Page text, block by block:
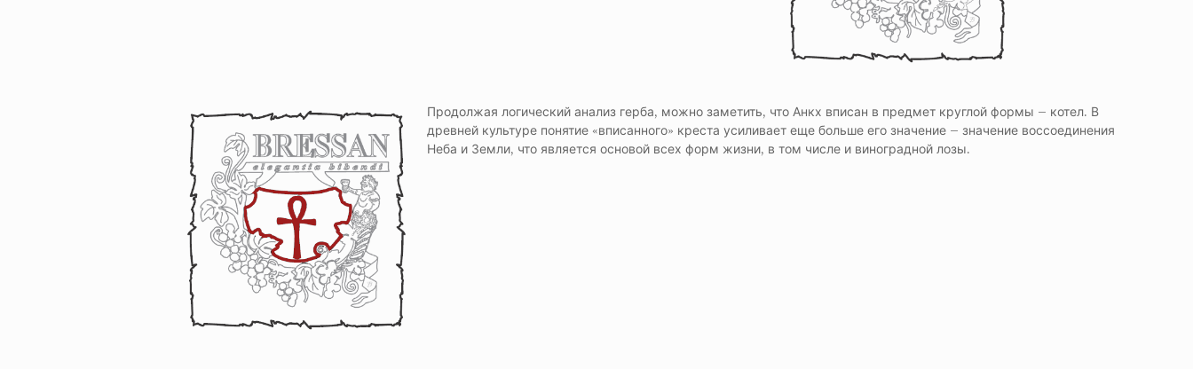
Продолжая логический анализ герба, можно заметить, что Анкх вписан в предмет круглой формы – котел. В
древней культуре понятие «вписанного» креста усиливает еще больше его значение – значение воссоединения
Неба и Земли, что является основой всех форм жизни, в том числе и виноградной лозы.